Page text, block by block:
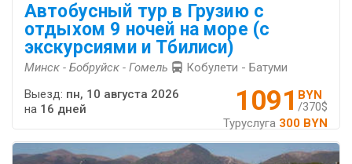
Автобусный тур в Грузию с
отдыхом 9 ночей на море (с
экскурсиями и Тбилиси)
Минск - Бобруйск - Гомель Кобулети - Батуми
1091 BYN
/370$
Туруслуга 300 BYN
Выезд: пн, 10 августа 2026
на 16 дней